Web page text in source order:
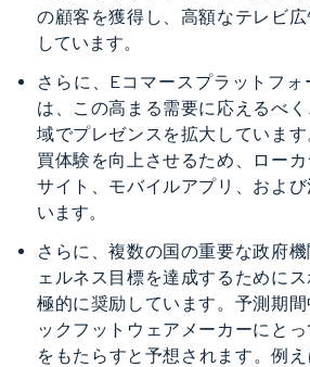
の顧客を獲得し、高額なテレビ
しています。
さらに、Eコマースプラットフ
は、この高まる需要に応えるべ
域でプレゼンスを拡大していま
買体験を向上させるため、ロー
サイト、モバイルアプリ、およ
います。
さらに、複数の国の重要な政府
ェルネス目標を達成するために
極的に奨励しています。予測期
ックフットウェアメーカーにと
をもたらすと予想されます。例